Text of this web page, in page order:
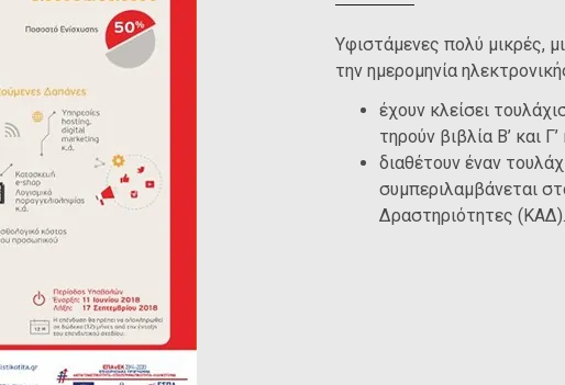
Υφιστάμενες πολύ μικρές,
την ημερομηνία
έχουν κλείσει
τηρούν βιβλία Β’ και
διαθέτουν έναν
συμπεριλαμβάνεται
Δραστηριότητες (ΚΑΔ).